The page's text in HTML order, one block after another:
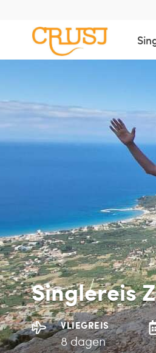
Singlereis
VLIEGREIS
8 dagen